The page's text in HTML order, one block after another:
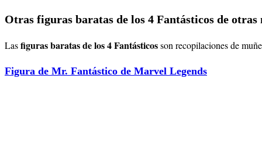
Otras figuras baratas de los 4 Fantásticos de otras
Lasfiguras baratas de los 4 Fantásticosson recopilaciones de
Figura de Mr. Fantástico de Marvel Legends